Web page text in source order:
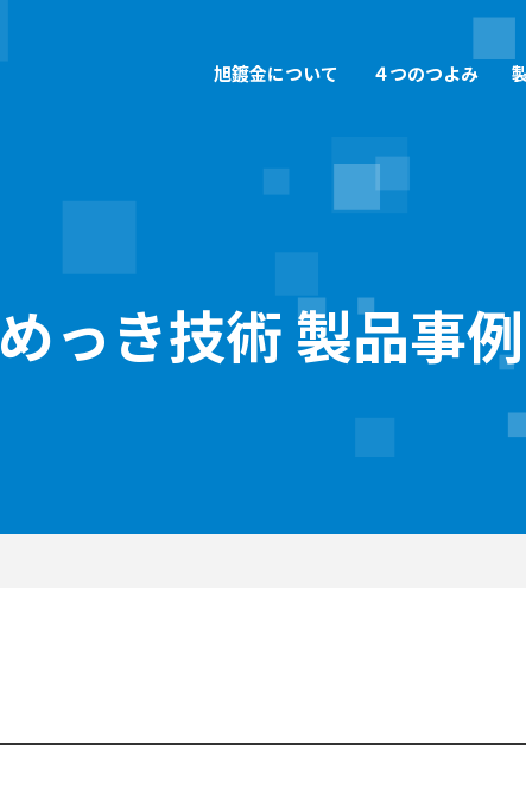
旭鍍金について ４つのつよみ
めっき技術 製品事例